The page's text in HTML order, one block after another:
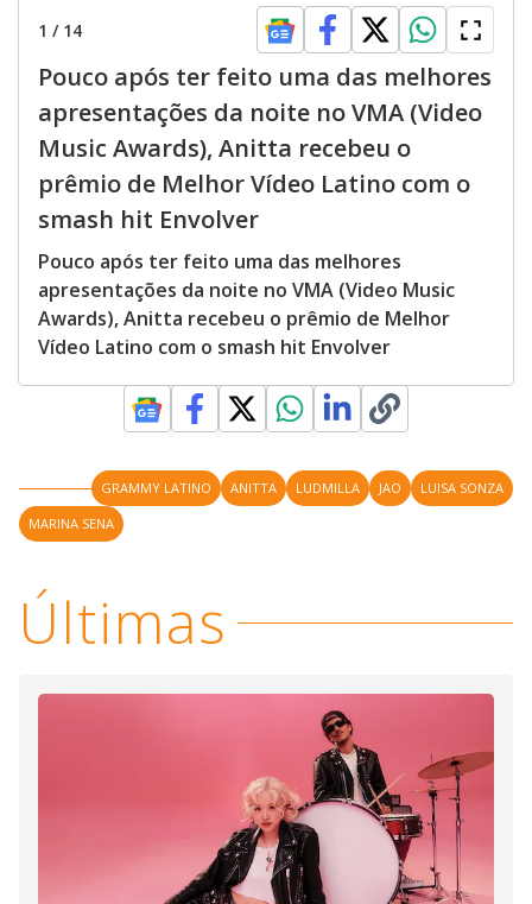
1 / 14
Pouco após ter feito uma das melhores
apresentações da noite no VMA (Video
Music Awards), Anitta recebeu o
prêmio de Melhor Vídeo Latino com o
smash hit Envolver
Pouco após ter feito uma das melhores
apresentações da noite no VMA (Video Music
Awards), Anitta recebeu o prêmio de Melhor
Vídeo Latino com o smash hit Envolver
GRAMMY LATINO ANITTA LUDMILLA JAO
LUISA SONZA
MARINA SENA
Últimas